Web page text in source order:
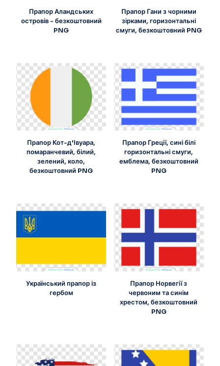
Прапор Аландських
островів - безкоштовний
PNG
Прапор Гани з чорними
зірками, горизонтальні
смуги, безкоштовний PNG
Прапор Кот-д'Івуара,
помаранчевий, білий,
зелений, коло,
безкоштовний PNG
Прапор Греції, сині білі
горизонтальні смуги,
емблема, безкоштовний
PNG
Український прапор із
гербом
Прапор Норвегії з
червоним та синім
хрестом, безкоштовний
PNG